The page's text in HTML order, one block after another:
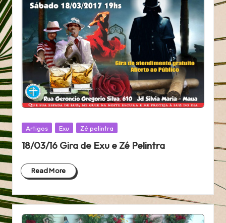
Posted
Artigos Exu Zé pelintra
18/03/16 Gira de Exu e Zé Pelintra
Read More